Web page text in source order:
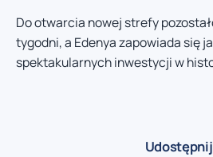
Do otwarcia nowej strefy
tygodni, a Edenya zapowiada się
spektakularnych inwestycji w
Udostępnij